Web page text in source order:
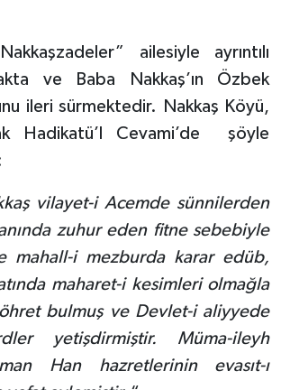
ailesiyle ayrıntılı
ve Baba Nakkaş’ın Özbek
ileri sürmektedir. Nakkaş Köyü,
Hadikatü’l Cevami’de
şöyle
vilayet-i Acemde sünnilerden
zuhur eden fitne sebebiyle
mahall-i mezburda karar edüb,
maharet-i kesimleri olmağla
bulmuş ve Devlet-i aliyyede
yetişdirmiştir. Müma-ileyh
Han hazretlerinin evasıt-ı